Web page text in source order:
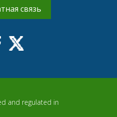
связь
and regulated in